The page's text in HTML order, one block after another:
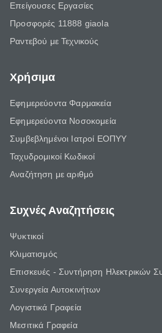
Επείγουσες Εργασίες
Προσφορές 11888 giaola
Ραντεβού με Τεχνικούς
Χρήσιμα
Εφημερεύοντα Φαρμακεία
Εφημερεύοντα Νοσοκομεία
Συμβεβλημένοι Ιατροί ΕΟΠΥΥ
Ταχυδρομικοί Κωδικοί
Αναζήτηση με αριθμό
Συχνές Αναζητήσεις
Ψυκτικοί
Κλιματισμός
Επισκευές - Συντήρηση Ηλεκτρικών
Συνεργεία Αυτοκινήτων
Λογιστικά Γραφεία
Μεσιτικά Γραφεία